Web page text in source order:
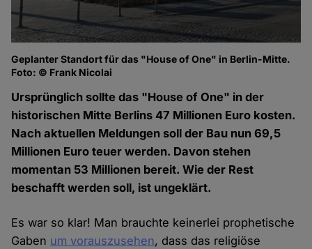
Geplanter Standort für das "House of One" in Berlin-Mitte.
Foto: © Frank Nicolai
Ursprünglich sollte das "House of One" in der
historischen Mitte Berlins 47 Millionen Euro kosten.
Nach aktuellen Meldungen soll der Bau nun 69,5
Millionen Euro teuer werden. Davon stehen
momentan 53 Millionen bereit. Wie der Rest
beschafft werden soll, ist ungeklärt.
Es war so klar! Man brauchte keinerlei prophetische
Gaben um vorauszusehen, dass das religiöse